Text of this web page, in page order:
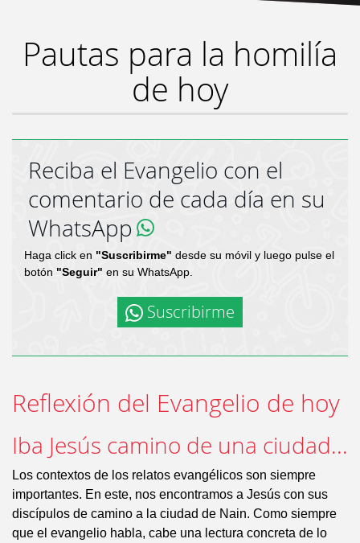
Pautas para la homilía
de hoy
Reciba el Evangelio con el
comentario de cada día en su
WhatsApp
Haga click en "Suscribirme" desde su móvil y luego pulse el
botón "Seguir" en su WhatsApp.
Suscribirme
Reflexión del Evangelio de hoy
Iba Jesús camino de una ciudad...
Los contextos de los relatos evangélicos son siempre
importantes. En este, nos encontramos a Jesús con sus
discípulos de camino a la ciudad de Nain. Como siempre
que el evangelio habla, cabe una lectura concreta de lo